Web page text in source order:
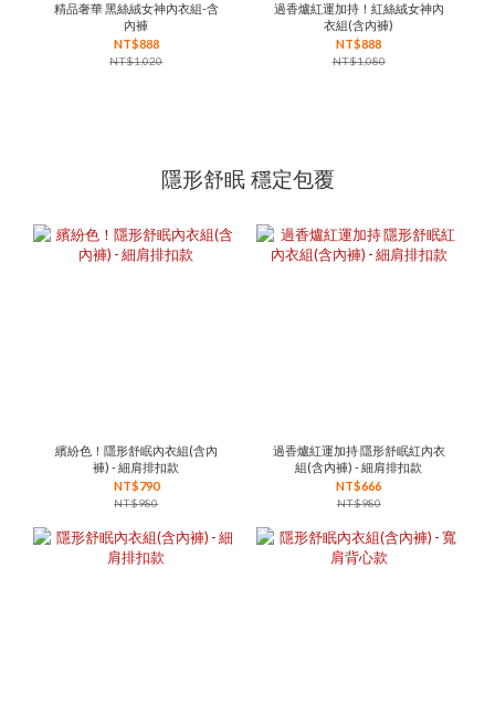
精品奢華 黑絲絨女神內衣組-含
內褲
NT$888
NT$1,020
過香爐紅運加持！紅絲絨女神內
衣組(含內褲)
NT$888
NT$1,080
隱形舒眠 穩定包覆
繽紛色！隱形舒眠內衣組(含內
褲) - 細肩排扣款
NT$790
NT$980
過香爐紅運加持 隱形舒眠紅內衣
組(含內褲) - 細肩排扣款
NT$666
NT$980